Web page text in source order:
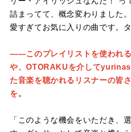
詰まってて、概念変わりました
愛すぎてお気に入りの曲です。
――このプレイリストを使われ
や、OTORAKUを介して
た音楽を聴かれるリスナーの皆
を。
「このような機会をいただき、